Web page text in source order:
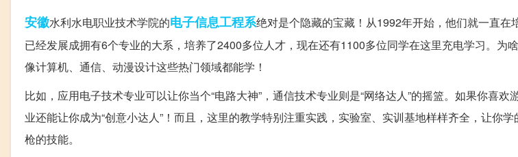
安徽水利水电职业技术学院的电子信息工程系绝对是个隐藏的宝藏！从1992年开始，他们就一直在
已经发展成拥有6个专业的大系，培养了2400多位人才，现在还有1100多位同学在这里充电学习。为
像计算机、通信、动漫设计这些热门领域都能学！
比如，应用电子技术专业可以让你当个“电路大神”，通信技术专业则是“网络达人”的摇篮。如果你喜
业还能让你成为“创意小达人”！而且，这里的教学特别注重实践，实验室、实训基地样样齐全，让你
枪的技能。